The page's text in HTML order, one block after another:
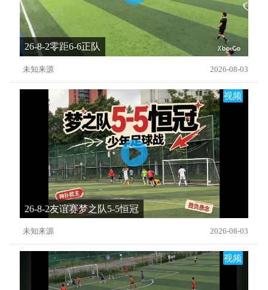
26-8-2零距6-6正队
未知来源 2026-08-03
视频
26-8-2友谊赛梦之队5-5恒冠
未知来源 2026-08-03
视频